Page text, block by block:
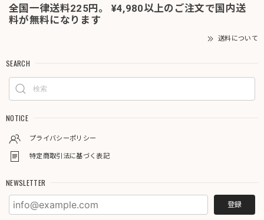
全国一律送料225円。 ¥4,980以上のご注文で国内送
料が無料になります
送料について
SEARCH
NOTICE
プライバシーポリシー
特定商取引法に基づく表記
NEWSLETTER
登録